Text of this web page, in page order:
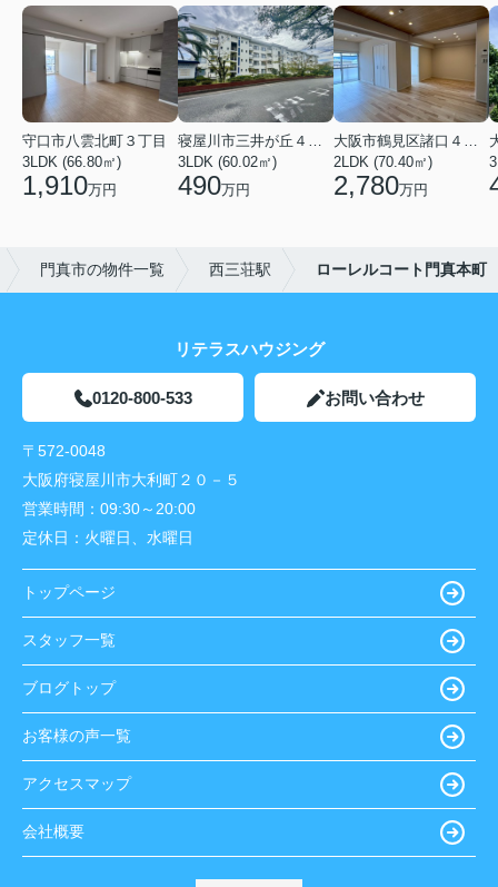
守口市八雲北町３丁目
3LDK (66.80㎡)
1,910万円
3LDK (60.02㎡)
490万円
2LDK (70.40㎡)
2,780万円
門真市の物件一覧 西三荘駅 ローレルコート門真本町
リテラスハウジング
0120-800-533 お問い合わせ
〒572-0048
大阪府寝屋川市大利町２０－５
営業時間： 09:30～20:00
定休日： 火曜日、水曜日
トップページ
スタッフ一覧
ブログトップ
お客様の声一覧
アクセスマップ
会社概要